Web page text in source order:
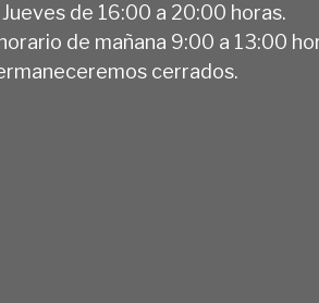
de 16:00 a 20:00 horas.
de mañana 9:00 a 13:00
cerrados.